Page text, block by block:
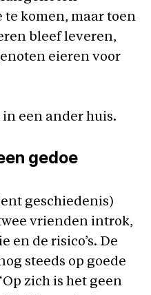
te komen, maar toen
bleef leveren,
eieren voor
een ander huis.
gedoe
geschiedenis)
vrienden introk,
en de risico’s. De
steeds op goede
zich is het geen